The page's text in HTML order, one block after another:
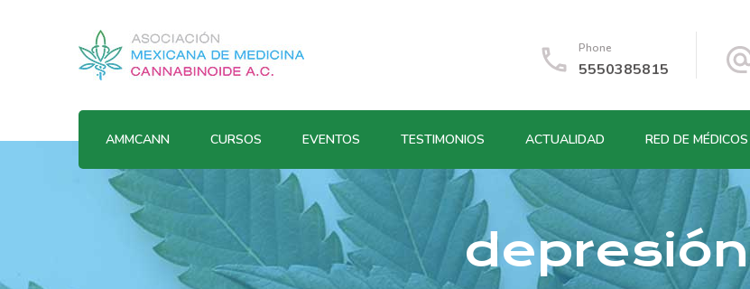
Phone
5550385815
AMMCANN CURSOS EVENTOS TESTIMONIOS ACTUALIDAD RED DE MÉDICOS
depresión